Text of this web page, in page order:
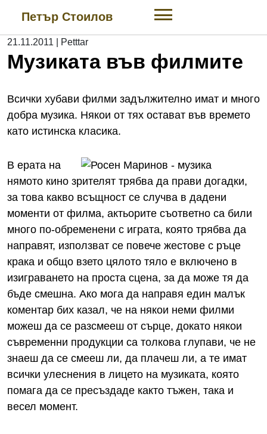
content
Петър Стоилов
21.11.2011 Petttar
Музиката във филмите
Всички хубави филми задължително имат и много
добра музика. Някои от тях остават във времето
като истинска класика.
В ерата на
нямото кино зрителят трябва да прави догадки,
за това какво всъщност се случва в дадени
моменти от филма, актьорите съответно са били
много по-обременени с играта, която трябва да
направят, използват се повече жестове с ръце
крака и общо взето цялото тяло е включено в
изиграването на проста сцена, за да може тя да
бъде смешна. Ако мога да направя един малък
коментар бих казал, че на някои неми филми
можеш да се разсмееш от сърце, докато някои
съвременни продукции са толкова глупави, че не
знаеш да се смееш ли, да плачеш ли, а те имат
всички улеснения в лицето на музиката, която
помага да се пресъздаде както тъжен, така и
весел момент.